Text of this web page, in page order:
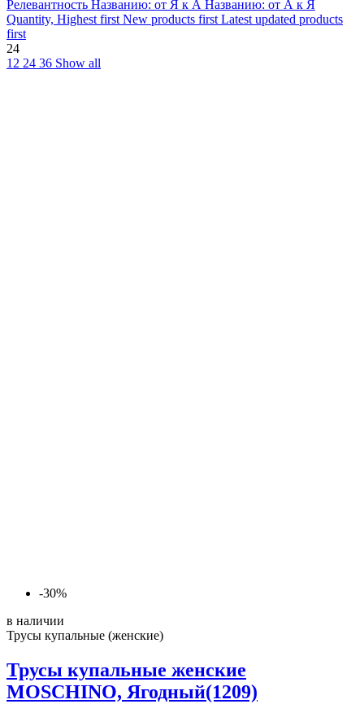
Релевантность Названию: от Я к А Названию: от А к Я
Quantity, Highest firstNew products firstLatest updated products
first
24
12 24 36 Show all
-30%
в наличии
Трусы купальные (женские)
Трусы купальные женские
MOSCHINO, Ягодный(1209)